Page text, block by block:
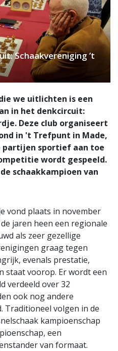
Schaakvereniging ’t
we uitlichten is een
in het denkcircuit:
Deze club organiseert
in 't Trefpunt in Made,
sportief aan toe
wordt gespeeld.
schaakkampioen van
vond plaats in november
jaren heen een regionale
als zeer gezellige
graag tegen
evenals prestatie,
staat voorop. Er wordt een
verdeeld over 32
ook nog andere
Traditioneel volgen in de
kampioenschap
een
van formaat.